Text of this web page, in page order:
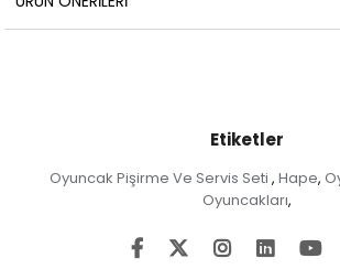
Etiketler
Oyuncak Pişirme Ve Servis Seti , Hape,
Oyuncakları,